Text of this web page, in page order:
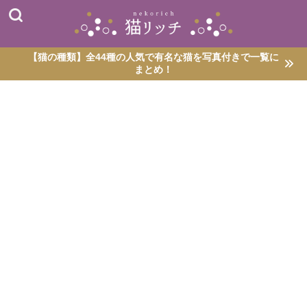
【猫の種類】全44種の人気で有名な猫を写真付きで一覧に
まとめ！